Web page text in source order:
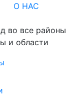
О НАС
во все районы
и области